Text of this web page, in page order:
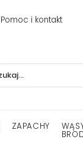
Pomoc i kontakt
ZAPACHY